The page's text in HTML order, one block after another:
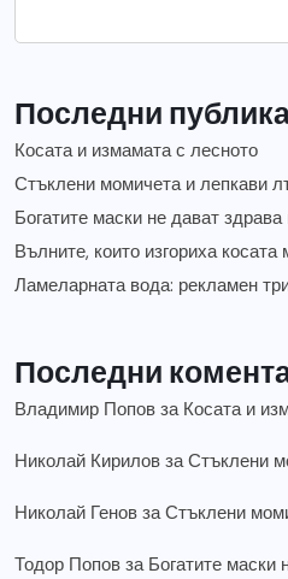
Последни
Косата и измамата с лесното
Стъклени момичета и лепкави
Богатите маски не дават здрава
Вълните, които изгориха косата
Ламеларната вода: рекламен
Последни
Владимир Попов за Косата и
Николай Кирилов заСтъклени
Николай Генов заСтъклени
Тодор Попов за Богатите маски